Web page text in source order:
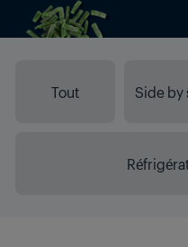
Tout Side by